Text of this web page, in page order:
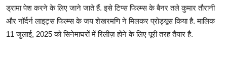
ड्रामा पेश करने के लिए जाने जाते हैं. इसे टिप्स फिल्म्स के बैनर तले कुमार तौरानी
और नॉर्दर्न लाइट्स फिल्म्स के जय शेखरमणि ने मिलकर प्रोड्यूस किया है. मालिक
11 जुलाई, 2025 को सिनेमाघरों में रिलीज़ होने के लिए पूरी तरह तैयार है.